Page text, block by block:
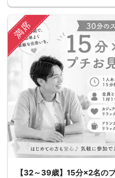
満席
【32～39歳】15分×2名の